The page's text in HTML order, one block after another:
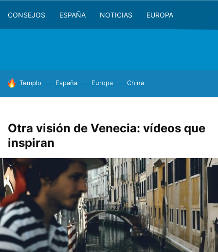
CONSEJOS ESPAÑA NOTICIAS EUROPA
HOY SE HABLA DE
Templo España Europa China
Otra visión de Venecia: vídeos que
inspiran